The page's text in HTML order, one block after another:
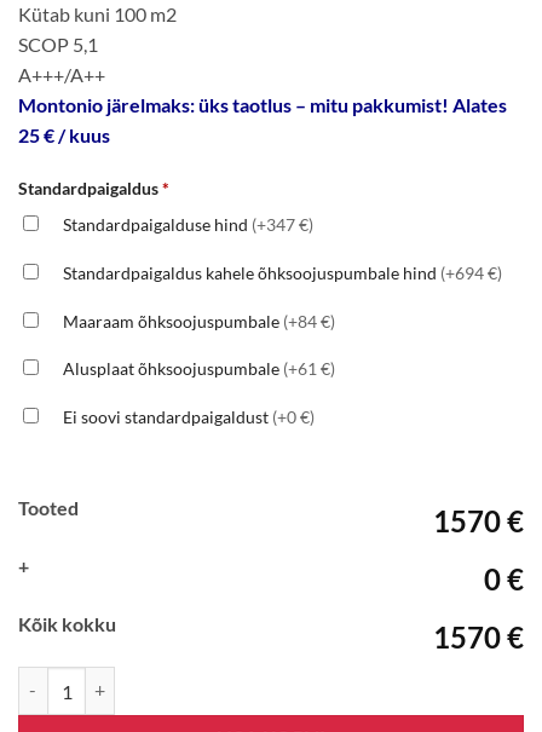
Kütab kuni 100 m2
SCOP 5,1
A+++/A++
Montonio järelmaks: üks taotlus – mitu pakkumist! Alates
25 € / kuus
Standardpaigaldus*
Standardpaigalduse hind (+347 €)
Standardpaigaldus kahele õhksoojuspumbale hind (+694 €)
Maaraam õhksoojuspumbale (+84 €)
Alusplaat õhksoojuspumbale (+61 €)
Ei soovi standardpaigaldust (+0 €)
Tooted 1570 €
+ 0 €
Kõik kokku 1570 €